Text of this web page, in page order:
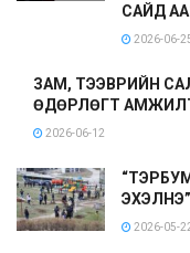
САЙД
2026-06-
ЗАМ, ТЭЭВРИЙН
ӨДӨРЛӨГТ
2026-06-12
ЭХЭЛНЭ”
2026-05-